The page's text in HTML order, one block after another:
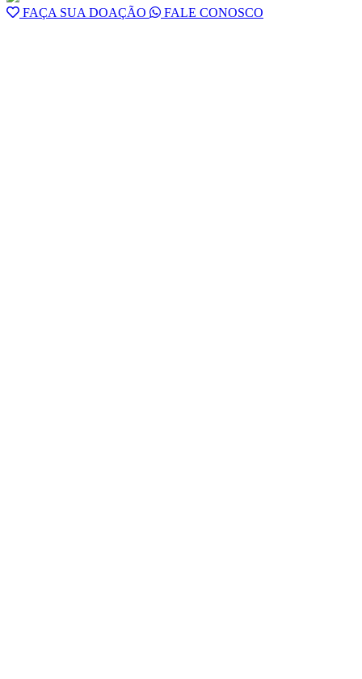
FAÇA SUA DOAÇÃO FALE CONOSCO